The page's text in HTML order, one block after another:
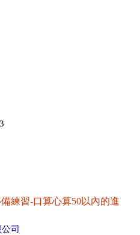
練習-口算心算50以內的進
司